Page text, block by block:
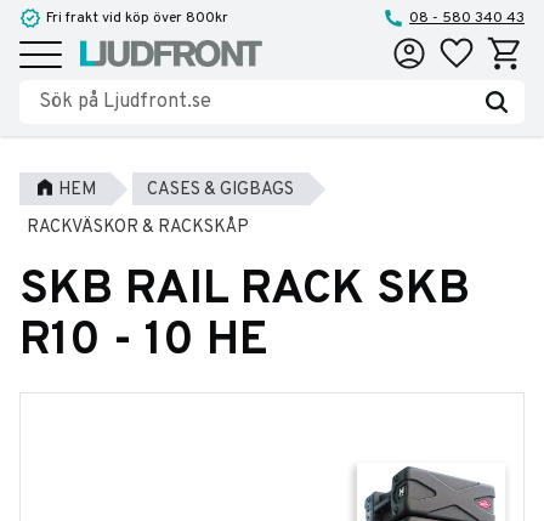
Meny
Fri frakt vid köp över 800kr 08 - 580 340 43
Favoriter
HEM
CASES & GIGBAGS
RACKVÄSKOR & RACKSKÅP
SKB RAIL RACK SKB
R10 - 10 HE